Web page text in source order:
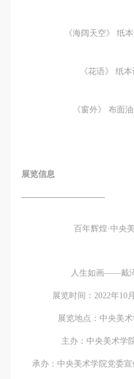
《海阔天空》 纸
《花语》 纸
《窗外》 布面
展览信息
——————————
百年辉煌·中央
人生如画——戴
展览时间：2022年10
展览地点：中央美
主办：中央美术学
承办：中央美术学院党委